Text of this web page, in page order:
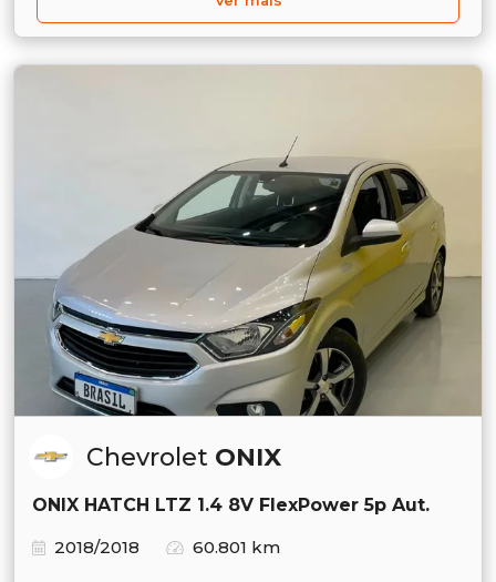
Chevrolet ONIX
ONIX HATCH LTZ 1.4 8V FlexPower 5p Aut.
2018/2018
60.801 km